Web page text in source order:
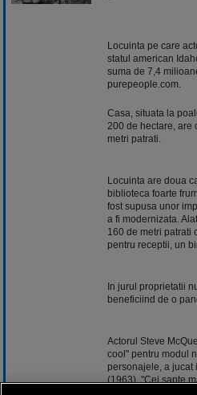
Locuinta pe care
statul american
suma de 7,4
purepeople.com.
Casa, situata la
200 de hectare, are
metri patrati.
Locuinta are doua
biblioteca foarte
fost supusa unor
a fi modernizata.
160 de metri patrati
pentru receptii, un
In jurul proprietatii
beneficiind de o
Actorul Steve
cool" pentru modul
personajele, a jucat
(1963), "Cei sapte